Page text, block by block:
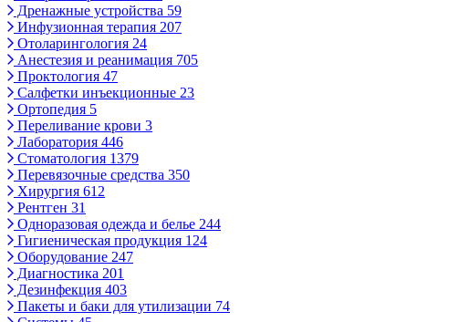
Дренажные устройства 59
Инфузионная терапия 207
Отоларингология 24
Анестезия и реанимация 705
Проктология 47
Салфетки инъекционные 23
Ортопедия 5
Переливание крови 3
Лаборатория 446
Стоматология 1379
Перевязочные средства 350
Хирургия 612
Рентген 31
Одноразовая одежда и белье 244
Гигиеническая продукция 124
Оборудование 247
Диагностика 201
Дезинфекция 403
Пакеты и баки для утилизации 74